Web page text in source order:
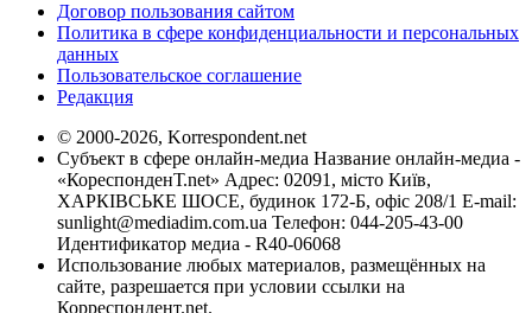
Договор пользования сайтом
Политика в сфере конфиденциальности и персональных
данных
Пользовательское соглашение
Редакция
© 2000-2026, Korrespondent.net
Субъект в сфере онлайн-медиа Название онлайн-медиа -
«КореспонденТ.net» Адрес: 02091, місто Київ,
ХАРКІВСЬКЕ ШОСЕ, будинок 172-Б, офіс 208/1 E-mail:
sunlight@mediadim.com.ua Телефон: 044-205-43-00
Идентификатор медиа - R40-06068
Использование любых материалов, размещённых на
сайте, разрешается при условии ссылки на
Корреспондент.net.